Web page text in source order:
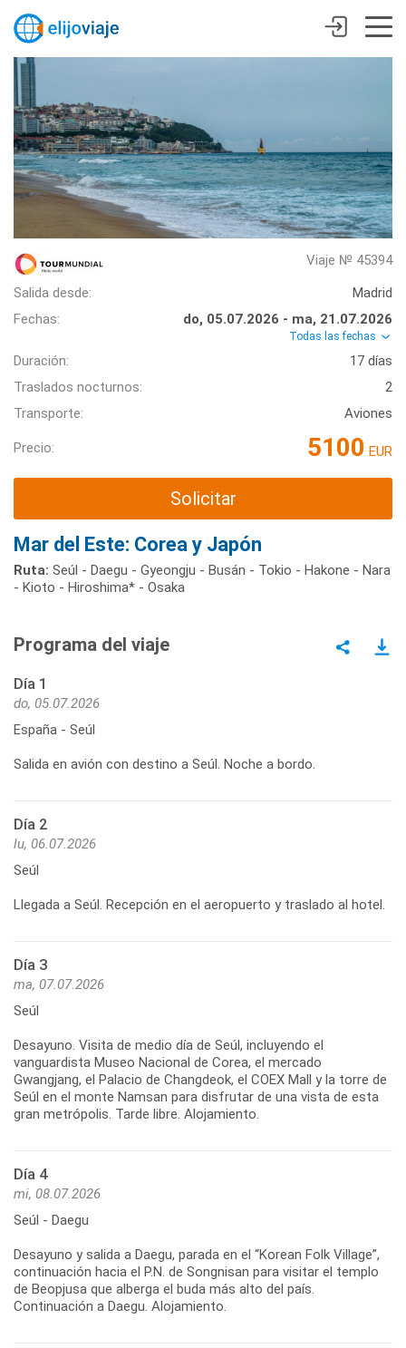
Viaje № 45394
Salida desde:
Madrid
Fechas:
do, 05.07.2026 - ma, 21.07.2026
Todas las fechas
Duración:
17 días
Traslados nocturnos:
2
Transporte:
Aviones
Precio: 5100 EUR
Solicitar
Mar del Este: Corea y Japón
Ruta: Seúl - Daegu - Gyeongju - Busán - Tokio - Hakone - Nara
- Kioto - Hiroshima* - Osaka
Programa del viaje
Día 1
do, 05.07.2026
España - Seúl
Salida en avión con destino a Seúl. Noche a bordo.
Día 2
lu, 06.07.2026
Seúl
Llegada a Seúl. Recepción en el aeropuerto y traslado al hotel.
Día 3
ma, 07.07.2026
Seúl
Desayuno. Visita de medio día de Seúl, incluyendo el
vanguardista Museo Nacional de Corea, el mercado
Gwangjang, el Palacio de Changdeok, el COEX Mall y la torre de
Seúl en el monte Namsan para disfrutar de una vista de esta
gran metrópolis. Tarde libre. Alojamiento.
Día 4
mi, 08.07.2026
Seúl - Daegu
Desayuno y salida a Daegu, parada en el “Korean Folk Village”,
continuación hacia el P.N. de Songnisan para visitar el templo
de Beopjusa que alberga el buda más alto del país.
Continuación a Daegu. Alojamiento.